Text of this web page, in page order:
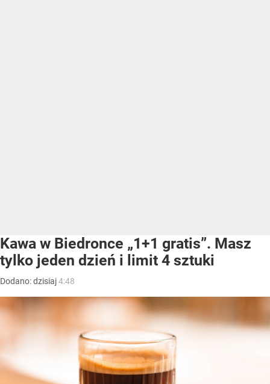
Kawa w Biedronce „1+1 gratis”. Masz
tylko jeden dzień i limit 4 sztuki
Dodano:dzisiaj4:48